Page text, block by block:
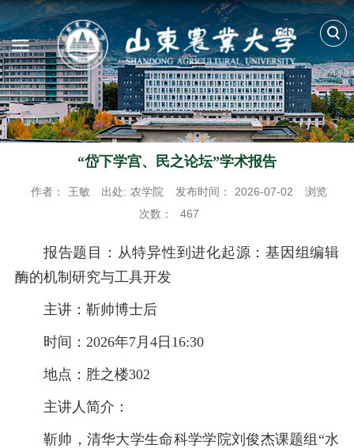
“岱下学宫、民之论坛”学术报告
作者： 王敏 出处: 农学院 发布时间： 2026-07-02
浏览
次数：
467
报告题目：从特异性到进化起源：基因组编辑
酶的机制研究与工具开发
主讲：靳帅博士后
时间：2026年7月4日16:30
地点：胜之楼302
主讲人简介：
靳帅，清华大学生命科学学院刘俊杰课题组“水